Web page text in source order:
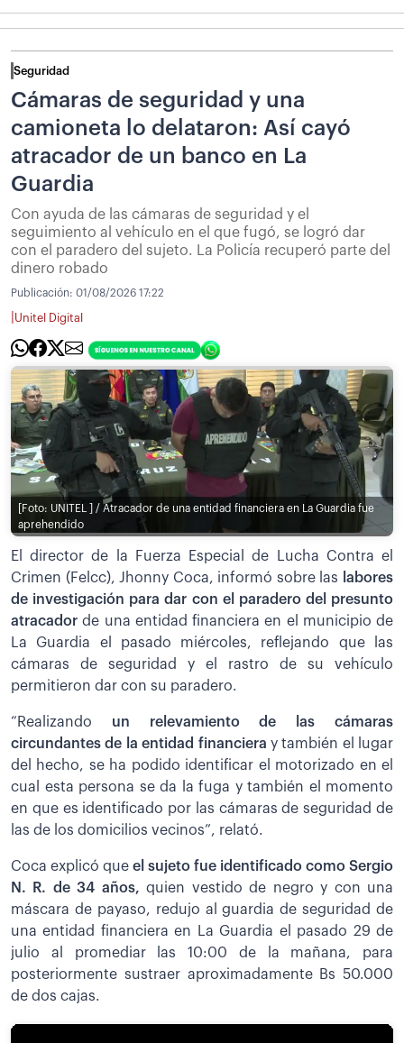
Seguridad
Cámaras de seguridad y una
camioneta lo delataron: Así cayó
atracador de un banco en La
Guardia
Con ayuda de las cámaras de seguridad y el
seguimiento al vehículo en el que fugó, se logró dar
con el paradero del sujeto. La Policía recuperó parte del
dinero robado
Publicación: 01/08/2026 17:22
Unitel Digital
[Foto: UNITEL ] / Atracador de una entidad financiera en La Guardia fue
aprehendido
El director de la Fuerza Especial de Lucha Contra el
Crimen (Felcc), Jhonny Coca, informó sobre las
labores
de investigación para dar con el paradero del presunto
atracadorde una entidad financiera en el municipio de
La Guardia el pasado miércoles, reflejando que las
cámaras de seguridad y el rastro de su vehículo
permitieron dar con su paradero.
“Realizando un relevamiento de las cámaras
circundantes de la entidad financiera y también el lugar
del hecho, se ha podido identificar el motorizado en el
cual esta persona se da la fuga y también el momento
en que es identificado por las cámaras de seguridad de
las de los domicilios vecinos”, relató.
Coca explicó que el sujeto fue identificado como Sergio
N. R. de 34 años,quien vestido de negro y con una
máscara de payaso, redujo al guardia de seguridad de
una entidad financiera en La Guardia el pasado 29 de
julio al promediar las 10:00 de la mañana, para
posteriormente sustraer aproximadamente Bs 50.000
de dos cajas.